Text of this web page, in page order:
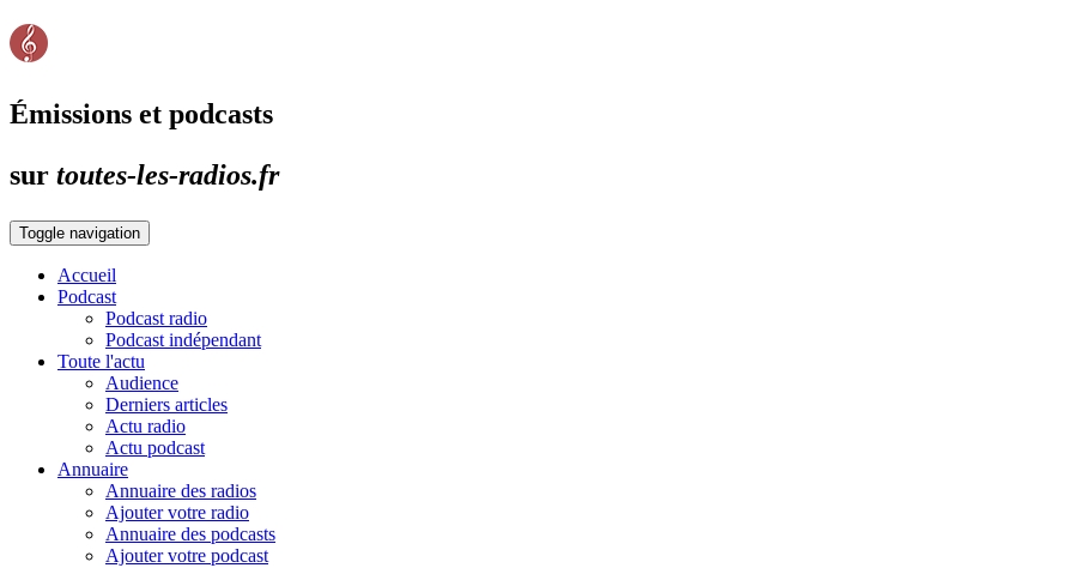
Émissions et podcasts
sur toutes-les-radios.fr
Toggle navigation
Accueil
Podcast
Podcast radio
Podcast indépendant
Toute l'actu
Audience
Derniers articles
Actu radio
Actu podcast
Annuaire
Annuaire des radios
Ajouter votre radio
Annuaire des podcasts
Ajouter votre podcast